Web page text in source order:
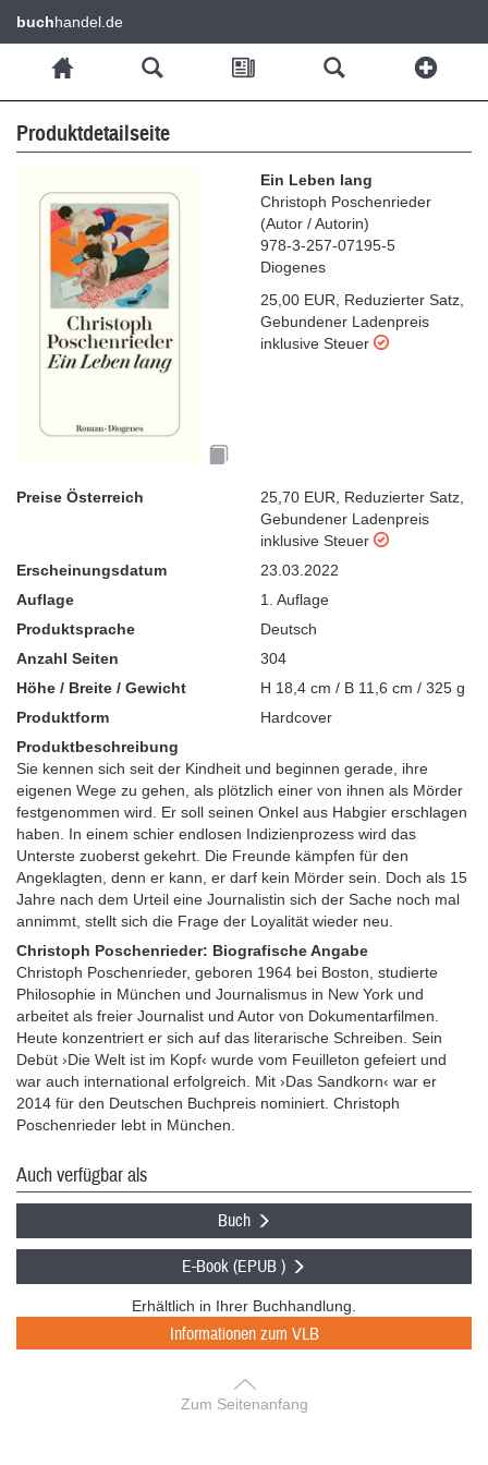
buchhandel.de
Produktdetailseite
Ein Leben lang
Christoph Poschenrieder
(Autor / Autorin)
978-3-257-07195-5
Diogenes
25,00 EUR
Reduzierter Satz
Gebundener Ladenpreis
inklusive Steuer
Preise Österreich 25,70 EUR Reduzierter Satz
Gebundener Ladenpreis
inklusive Steuer
Erscheinungsdatum
23.03.2022
Auflage
1. Auflage
Produktsprache
Deutsch
Anzahl Seiten
304
Höhe / Breite / Gewicht
H 18,4 cm / B 11,6 cm / 325 g
Produktform
Hardcover
Produktbeschreibung
Sie kennen sich seit der Kindheit und beginnen gerade, ihre
eigenen Wege zu gehen, als plötzlich einer von ihnen als Mörder
festgenommen wird. Er soll seinen Onkel aus Habgier erschlagen
haben. In einem schier endlosen Indizienprozess wird das
Unterste zuoberst gekehrt. Die Freunde kämpfen für den
Angeklagten, denn er kann, er darf kein Mörder sein. Doch als 15
Jahre nach dem Urteil eine Journalistin sich der Sache noch mal
annimmt, stellt sich die Frage der Loyalität wieder neu.
Christoph Poschenrieder: Biografische Angabe
Christoph Poschenrieder, geboren 1964 bei Boston, studierte
Philosophie in München und Journalismus in New York und
arbeitet als freier Journalist und Autor von Dokumentarfilmen.
Heute konzentriert er sich auf das literarische Schreiben. Sein
Debüt ›Die Welt ist im Kopf‹ wurde vom Feuilleton gefeiert und
war auch international erfolgreich. Mit ›Das Sandkorn‹ war er
2014 für den Deutschen Buchpreis nominiert. Christoph
Poschenrieder lebt in München.
Auch verfügbar als
Buch
E-Book (EPUB )
Erhältlich in Ihrer Buchhandlung.
Informationen zum VLB
Zum Seitenanfang